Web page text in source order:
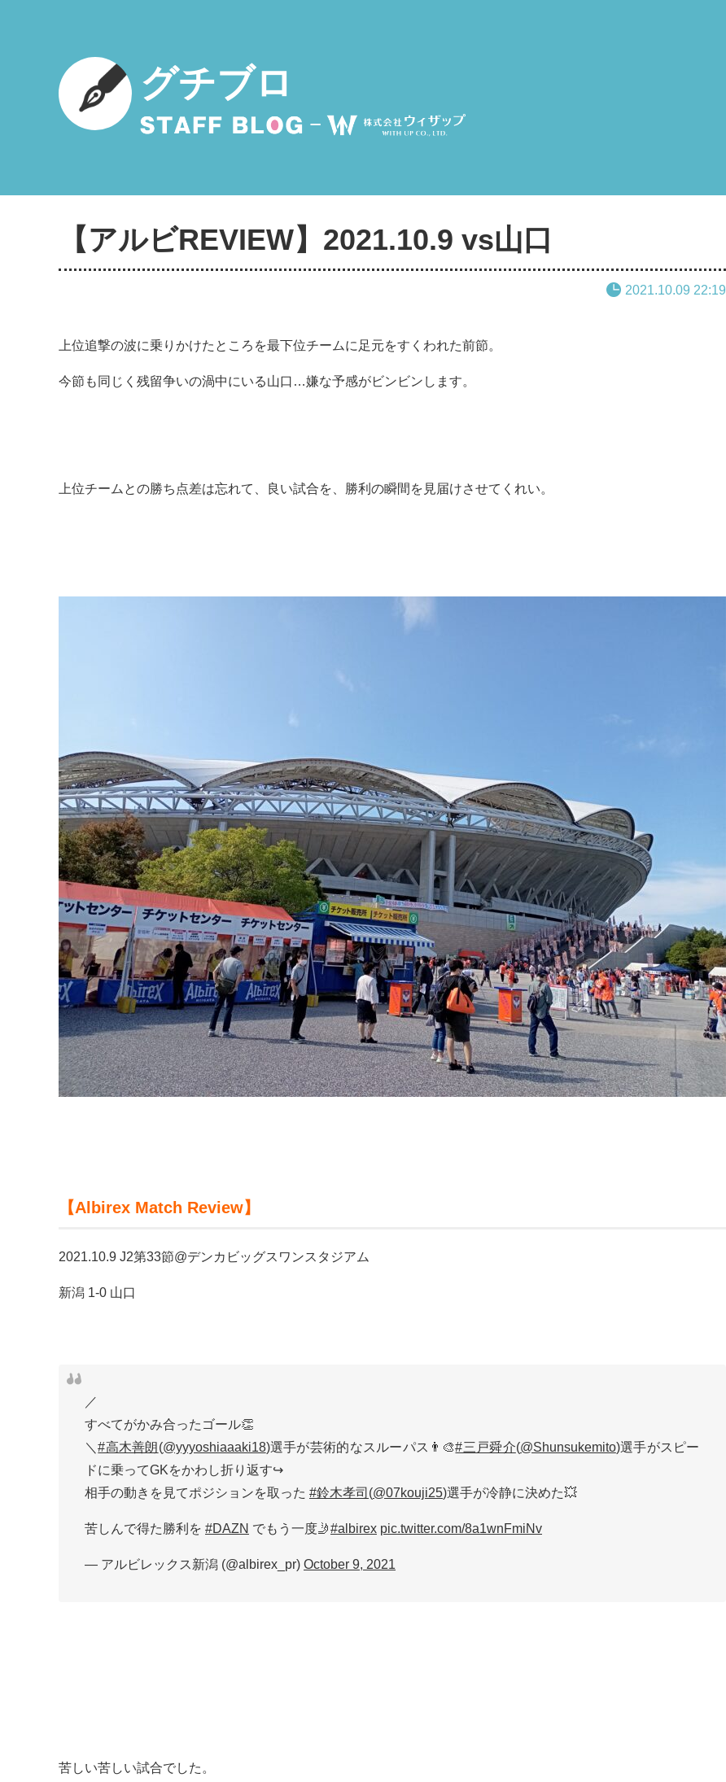
グチブロ
【アルビREVIEW】2021.10.9 vs山口
2021.10.09 22:19
上位追撃の波に乗りかけたところを最下位チームに足元をすくわれた前節。
今節も同じく残留争いの渦中にいる山口…嫌な予感がビンビンします。
上位チームとの勝ち点差は忘れて、良い試合を、勝利の瞬間を見届けさせてくれい。
【Albirex Match Review】
2021.10.9 J2第33節@デンカビッグスワンスタジアム
新潟 1-0 山口
／
すべてがかみ合ったゴール👏
＼#高木善朗 (@yyyoshiaaaki18)選手が芸術的なスルーパス👨‍🎨#三戸舜介(@Shunsukemito)選手がスピー
ドに乗ってGKをかわし折り返す↪️
相手の動きを見てポジションを取った #鈴木孝司 (@07kouji25)選手が冷静に決めた💥
苦しんで得た勝利を #DAZN でもう一度🤳#albirex pic.twitter.com/8a1wnFmiNv
— アルビレックス新潟 (@albirex_pr) October 9, 2021
苦しい苦しい試合でした。